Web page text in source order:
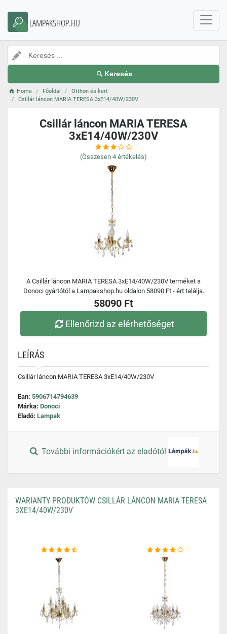
LAMPAKSHOP.HU
Keresés
Home Főoldal
Otthon és kert
Csillár láncon MARIA TERESA 3xE14/40W/230V
Csillár láncon MARIA TERESA
3xE14/40W/230V
(Összesen 4 értékelés)
A Csillár láncon MARIA TERESA 3xE14/40W/230V terméket a
Donoci gyártótól a Lampakshop.hu oldalon 58090 Ft - ért találja.
58090 Ft
Ellenőrizd az elérhetőséget
LEÍRÁS
Csillár láncon MARIA TERESA 3xE14/40W/230V
Ean: 5906714794639
Márka: Donoci
Eladó: Lampak
További információkért az eladótól
WARIANTY PRODUKTÓW CSILLÁR LÁNCON MARIA TERESA
3XE14/40W/230V